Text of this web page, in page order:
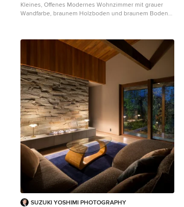
Kleines, Offenes Modernes Wohnzimmer mit grauer
Wandfarbe, braunem Holzboden und braunem Boden
SUZUKI YOSHIMI PHOTOGRAPHY